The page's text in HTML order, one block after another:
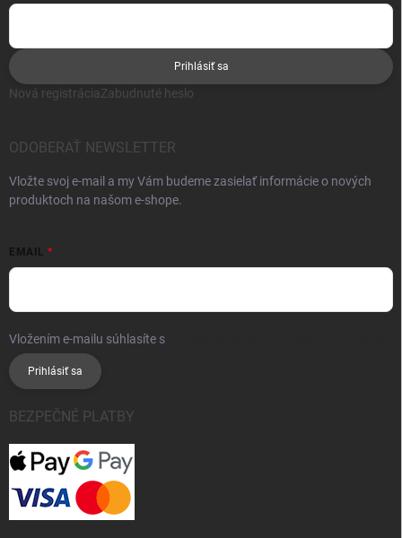
Prihlásiť sa
Nová registráciaZabudnuté heslo
ODOBERAŤ NEWSLETTER
Vložte svoj e-mail a my Vám budeme zasielať informácie o nových
produktoch na našom e-shope.
EMAIL
Vložením e-mailu súhlasíte s
Prihlásiť sa
BEZPEČNÉ PLATBY